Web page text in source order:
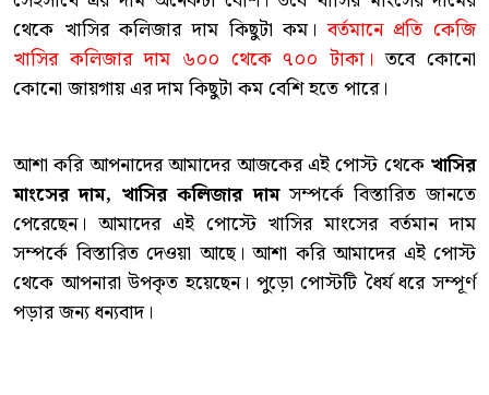
থেকে খাসির কলিজার দাম কিছুটা কম।বর্তমানে প্রতি কেজি
খাসির কলিজার দাম ৬০০ থেকে ৭০০ টাকা। তবে কোনো
কোনো জায়গায় এর দাম কিছুটা কম বেশি হতে পারে।
আশা করি আপনাদের আমাদের আজকের এই পোস্ট থেকে খাসির
মাংসের দাম, খাসির কলিজার দামসম্পর্কে বিস্তারিত জানতে
পেরেছেন। আমাদের এই পোস্টে খাসির মাংসের বর্তমান দাম
সম্পর্কে বিস্তারিত দেওয়া আছে। আশা করি আমাদের এই পোস্ট
থেকে আপনারা উপকৃত হয়েছেন। পুড়ো পোস্টটি ধৈর্য ধরে সম্পূর্ণ
পড়ার জন্য ধন্যবাদ।